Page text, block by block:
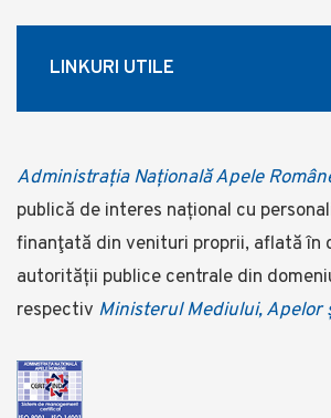
LINKURI UTILE
Administrația Națională Apele
publică de interes național cu
finanţată din venituri proprii, aflată în
autorității publice centrale din
respectiv Ministerul Mediului, Apelor